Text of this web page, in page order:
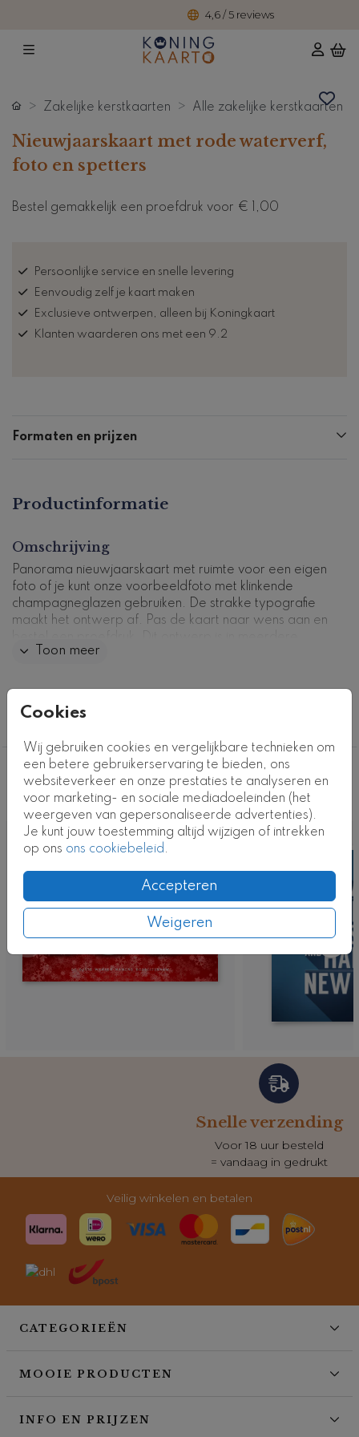
4,6 / 5 reviews
Cookies
Wij gebruiken cookies en vergelijkbare technieken om
een betere gebruikerservaring te bieden, ons
websiteverkeer en onze prestaties te analyseren en
voor marketing- en sociale mediadoeleinden (het
weergeven van gepersonaliseerde advertenties).
Je kunt jouw toestemming altijd wijzigen of intrekken
op ons ons cookiebeleid.
Accepteren
Weigeren
Zakelijke kerstkaarten Alle zakelijke kerstkaarten
Nieuwjaarskaart met rode waterverf,
foto en spetters
Bestel gemakkelijk een proefdruk voor € 1,00
Persoonlijke service en snelle levering
Eenvoudig zelf je kaart maken
Exclusieve ontwerpen, alleen bij Koningkaart
Klanten waarderen ons met een 9.2
Formaten en prijzen
Productinformatie
Omschrijving
Panorama nieuwjaarskaart met ruimte voor een eigen
foto of je kunt onze voorbeeldfoto met klinkende
champagneglazen gebruiken. De strakke typografie
maakt het ontwerp af. Pas de kaart naar wens aan en
kleuren verkrijgbaar.
Kaartcode: zk-0512-5
Toon meer
Collectie
Deze ontwerpen vind je misschien ook
leuk
Snelle verzending
Voor 18 uur besteld
= vandaag in gedrukt
Veilig winkelen en betalen
CATEGORIEËN
MOOIE PRODUCTEN
INFO EN PRIJZEN